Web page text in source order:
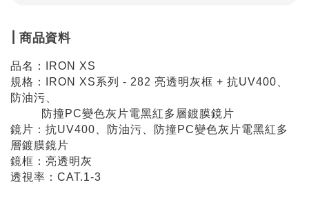
| 商品資料
品名：IRON XS
規格：IRON XS系列 - 282 亮透明灰框 + 抗UV400、
防油污、
防撞PC變色灰片電黑紅多層鍍膜鏡片
鏡片：抗UV400、防油污、防撞PC變色灰片電黑紅多
層鍍膜鏡片
鏡框：亮透明灰
透視率：CAT.1-3